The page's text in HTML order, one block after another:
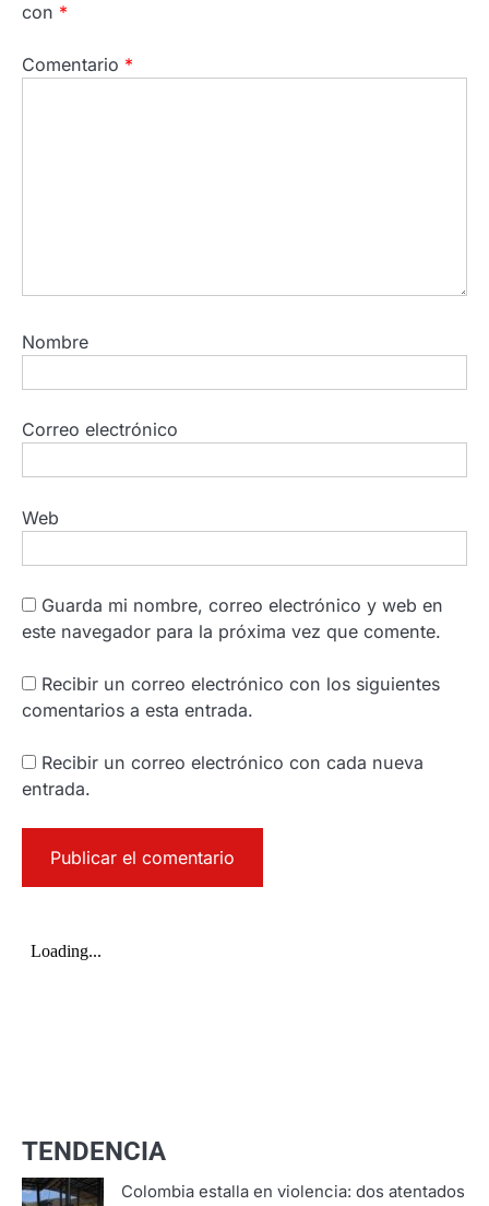
con *
Comentario *
Nombre
Correo electrónico
Web
Guarda mi nombre, correo electrónico y web en
este navegador para la próxima vez que comente.
Recibir un correo electrónico con los siguientes
comentarios a esta entrada.
Recibir un correo electrónico con cada nueva
entrada.
TENDENCIA
Colombia estalla en violencia: dos atentados